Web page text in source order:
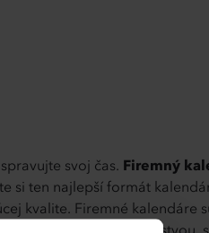
svoj čas. Firemný
si ten najlepší formát
kvalite. Firemné kalendáre